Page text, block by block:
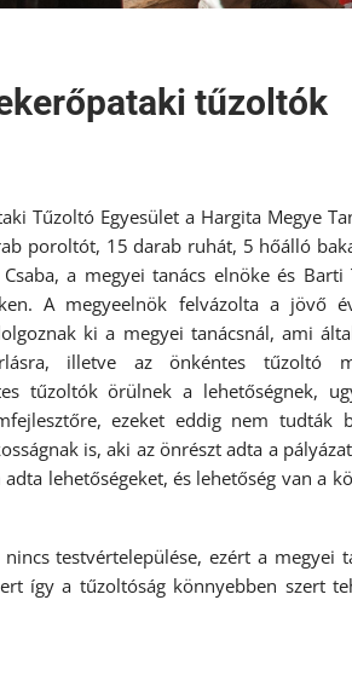
tűzoltók
Tűzoltó Egyesület a Hargita Megye
poroltót, 15 darab ruhát, 5 hőálló
a megyei tanács elnöke és Barti
A megyeelnök felvázolta a jövő
ki a megyei tanácsnál, ami
illetve az önkéntes tűzoltó
tűzoltók örülnek a lehetőségnek,
ezeket eddig
is, aki az önrészt adta a
lehetőségeket, és lehetőség van a
testvértelepülése, ezért a megyei
így a tűzoltóság könnyebben szert